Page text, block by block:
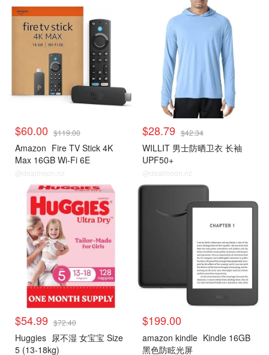
$60.00 $119.00
Amazon Fire TV Stick 4K
Max 16GB Wi-Fi 6E
@dealmoon.nz
$28.79 $42.34
WILLIT 男士防晒卫衣 长袖
UPF50+
@dealmoon.nz
$54.99 $72.40
Huggies 尿不湿 女宝宝 Size
5 (13-18kg)
$199.00
amazon kindle Kindle 16GB
黑色防眩光屏